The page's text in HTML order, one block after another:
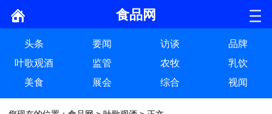
食品网
头条 要闻 访谈
品牌
叶歌观酒
监管 农牧
乳饮
美食
展会 综合 视闻